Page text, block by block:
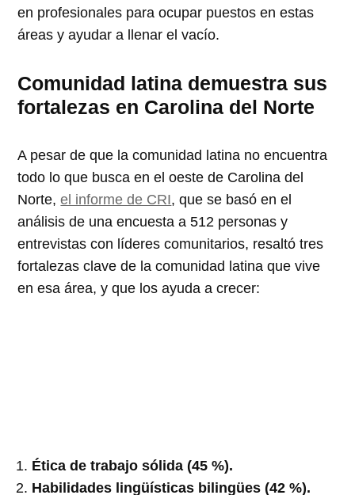
en profesionales para ocupar puestos en estas
áreas y ayudar a llenar el vacío.
Comunidad latina demuestra sus
fortalezas en Carolina del Norte
A pesar de que la comunidad latina no encuentra
todo lo que busca en el oeste de Carolina del
Norte,el informe de CRI, que se basó en el
análisis de una encuesta a 512 personas y
entrevistas con líderes comunitarios, resaltó tres
fortalezas clave de la comunidad latina que vive
en esa área, y que los ayuda a crecer:
Ética de trabajo sólida (45 %).
Habilidades lingüísticas bilingües (42 %).